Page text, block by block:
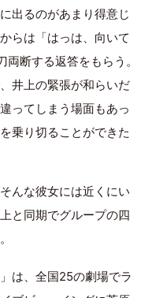
出るのがあまり得意じ
らは「はっは、向いて
断する返答をもらう。
井上の緊張が和らいだ
ってしまう場面もあっ
乗り切ることができた
んな彼女には近くにい
と同期でグループの四
は、全国25の劇場でラ